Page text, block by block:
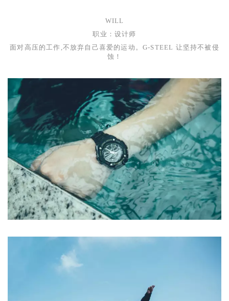
WILL
职业：设计师
面对高压的工作,不放弃自己喜爱的运动。 G-STEEL 让坚持不被侵
蚀！